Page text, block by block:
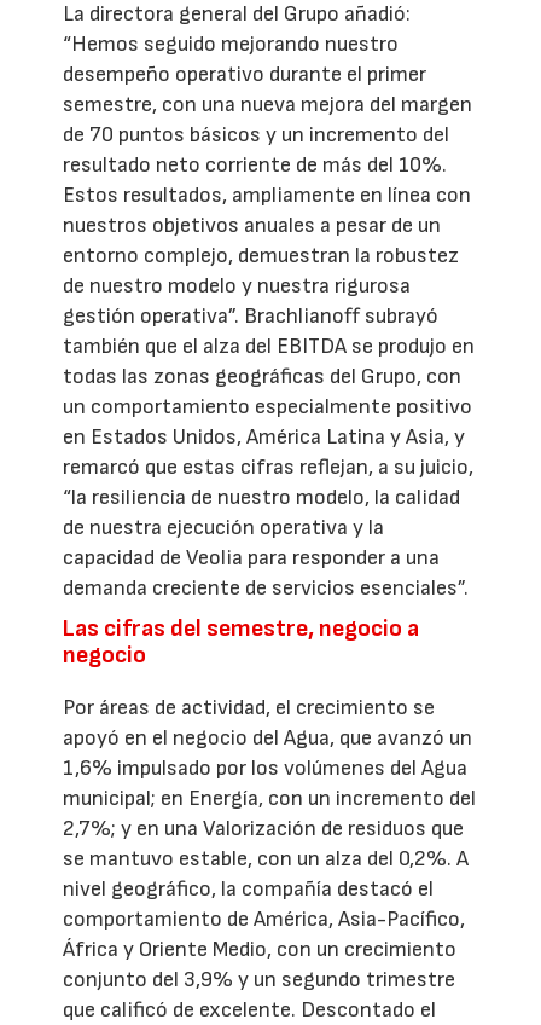
La directora general del Grupo añadió:
“Hemos seguido mejorando nuestro
desempeño operativo durante el primer
semestre, con una nueva mejora del margen
de 70 puntos básicos y un incremento del
resultado neto corriente de más del 10%.
Estos resultados, ampliamente en línea con
nuestros objetivos anuales a pesar de un
entorno complejo, demuestran la robustez
de nuestro modelo y nuestra rigurosa
gestión operativa”. Brachlianoff subrayó
también que el alza del EBITDA se produjo en
todas las zonas geográficas del Grupo, con
un comportamiento especialmente positivo
en Estados Unidos, América Latina y Asia, y
remarcó que estas cifras reflejan, a su juicio,
“la resiliencia de nuestro modelo, la calidad
de nuestra ejecución operativa y la
capacidad de Veolia para responder a una
demanda creciente de servicios esenciales”.
Las cifras del semestre, negocio a
negocio
Por áreas de actividad, el crecimiento se
apoyó en el negocio del Agua, que avanzó un
1,6% impulsado por los volúmenes del Agua
municipal; en Energía, con un incremento del
2,7%; y en una Valorización de residuos que
se mantuvo estable, con un alza del 0,2%. A
nivel geográfico, la compañía destacó el
comportamiento de América, Asia-Pacífico,
África y Oriente Medio, con un crecimiento
conjunto del 3,9% y un segundo trimestre
que calificó de excelente. Descontado el